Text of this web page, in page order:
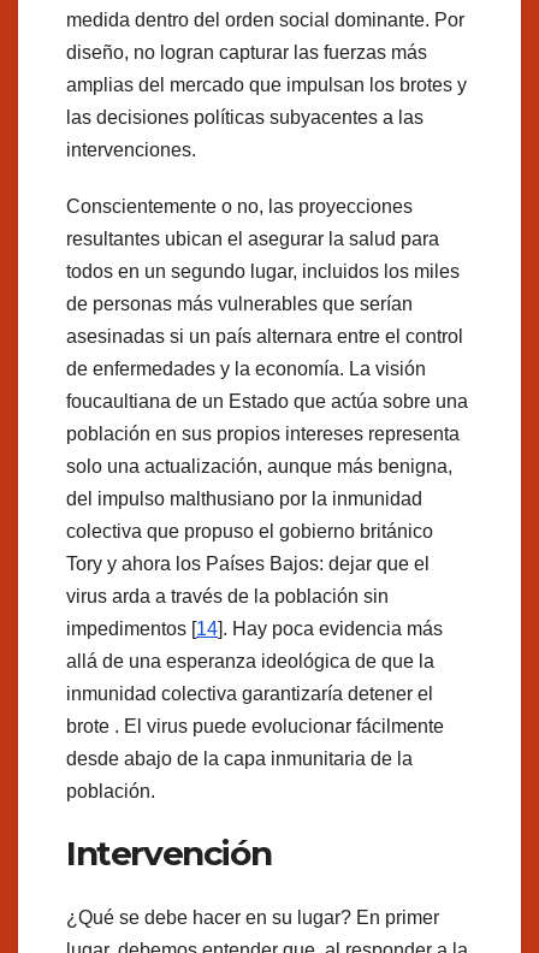
medida dentro del orden social dominante. Por
diseño, no logran capturar las fuerzas más
amplias del mercado que impulsan los brotes y
las decisiones políticas subyacentes a las
intervenciones.
Conscientemente o no, las proyecciones
resultantes ubican el asegurar la salud para
todos en un segundo lugar, incluidos los miles
de personas más vulnerables que serían
asesinadas si un país alternara entre el control
de enfermedades y la economía. La visión
foucaultiana de un Estado que actúa sobre una
población en sus propios intereses representa
solo una actualización, aunque más benigna,
del impulso malthusiano por la inmunidad
colectiva que propuso el gobierno británico
Tory y ahora los Países Bajos: dejar que el
virus arda a través de la población sin
impedimentos [14]. Hay poca evidencia más
allá de una esperanza ideológica de que la
inmunidad colectiva garantizaría detener el
brote . El virus puede evolucionar fácilmente
desde abajo de la capa inmunitaria de la
población.
Intervención
¿Qué se debe hacer en su lugar? En primer